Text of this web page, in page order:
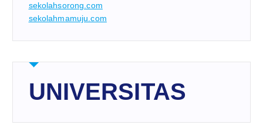
sekolahsorong.com
sekolahmamuju.com
UNIVERSITAS